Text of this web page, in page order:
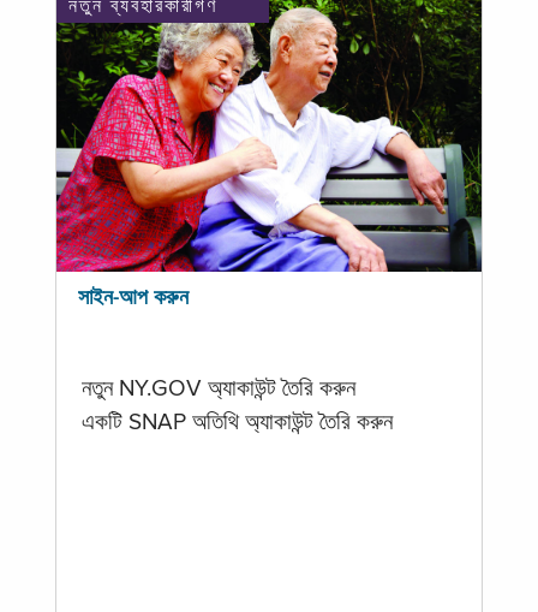
নতুন ব্যবহারকারীগণ
সাইন-আপ করুন
নতুন NY.GOV অ্যাকাউন্ট তৈরি করুন
একটি SNAP অতিথি অ্যাকাউন্ট তৈরি করুন